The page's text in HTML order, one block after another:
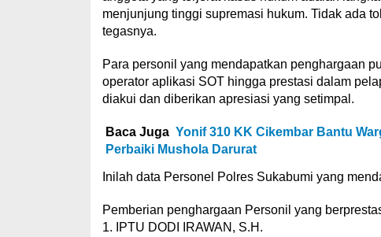
menjunjung tinggi supremasi hukum. Tidak ada
tegasnya.
Para personil yang mendapatkan penghargaan
operator aplikasi SOT hingga prestasi dalam
diakui dan diberikan apresiasi yang setimpal.
Baca Juga Yonif 310 KK Cikembar Bantu
Perbaiki Mushola Darurat
Inilah data Personel Polres Sukabumi yang
Pemberian penghargaan Personil yang
1. IPTU DODI IRAWAN, S.H.